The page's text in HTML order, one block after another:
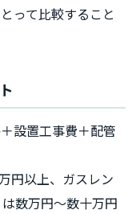
って比較すること
設置工事費＋配管
円以上、ガスレン
数万円～数十万円